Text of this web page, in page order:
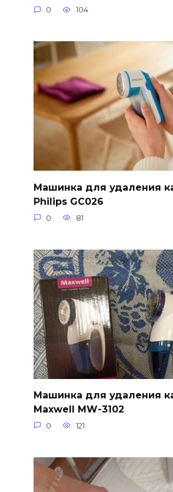
0 104
Машинка для удаления
Philips GC026
0 81
Машинка для удаления
Maxwell MW-3102
0 121